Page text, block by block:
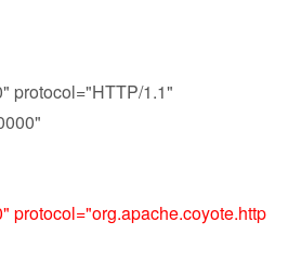
protocol="HTTP/1.1"
protocol="org.apache.coyote.http